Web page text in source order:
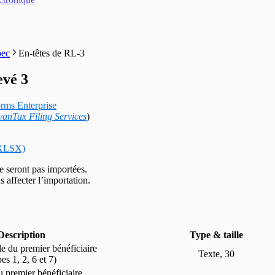
En-têtes de RL-3
3
Enterprise
Filing Services)
pas importées.
affecter l’importation.
Type & taille
du premier bénéficiaire
1, 2, 6 et 7)
Texte, 30
premier bénéficiaire